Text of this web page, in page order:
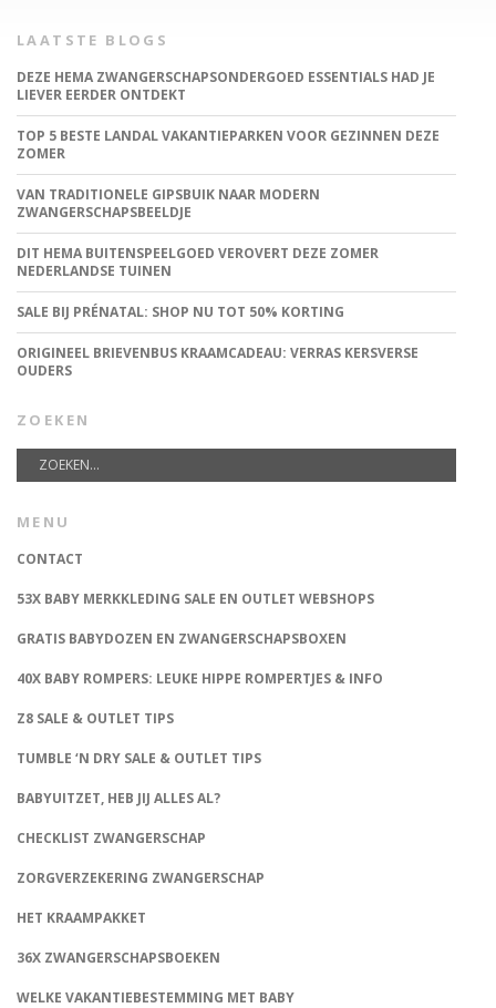
LAATSTE BLOGS
DEZE HEMA ZWANGERSCHAPSONDERGOED ESSENTIALS HAD JE
LIEVER EERDER ONTDEKT
TOP 5 BESTE LANDAL VAKANTIEPARKEN VOOR GEZINNEN DEZE
ZOMER
VAN TRADITIONELE GIPSBUIK NAAR MODERN
ZWANGERSCHAPSBEELDJE
DIT HEMA BUITENSPEELGOED VEROVERT DEZE ZOMER
NEDERLANDSE TUINEN
SALE BIJ PRÉNATAL: SHOP NU TOT 50% KORTING
ORIGINEEL BRIEVENBUS KRAAMCADEAU: VERRAS KERSVERSE
OUDERS
ZOEKEN
MENU
CONTACT
53X BABY MERKKLEDING SALE EN OUTLET WEBSHOPS
GRATIS BABYDOZEN EN ZWANGERSCHAPSBOXEN
40X BABY ROMPERS: LEUKE HIPPE ROMPERTJES & INFO
Z8 SALE & OUTLET TIPS
TUMBLE ‘N DRY SALE & OUTLET TIPS
BABYUITZET, HEB JIJ ALLES AL?
CHECKLIST ZWANGERSCHAP
ZORGVERZEKERING ZWANGERSCHAP
HET KRAAMPAKKET
36X ZWANGERSCHAPSBOEKEN
WELKE VAKANTIEBESTEMMING MET BABY